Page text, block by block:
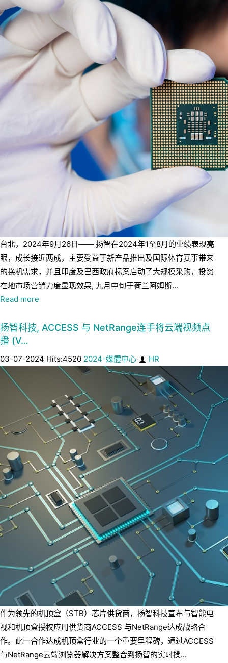
台北，2024年9月26日—— 扬智在2024年1至8月的业绩表现亮
眼，成长接近两成，主要受益于新产品推出及国际体育赛事带来
的换机需求，并且印度及巴西政府标案启动了大规模采购，投资
在地市场营销力度显现效果, 九月中旬于荷兰阿姆斯...
Read more
扬智科技, ACCESS 与 NetRange连手将云端视频点
播 (V…
03-07-2024 Hits:4520 2024-媒體中心 HR
作为领先的机顶盒（STB）芯片供货商，扬智科技宣布与智能电
视和机顶盒授权应用供货商ACCESS 与NetRange达成战略合
作。此一合作达成机顶盒行业的一个重要里程碑，通过ACCESS
与NetRange云端浏览器解决方案整合到扬智的实时操...